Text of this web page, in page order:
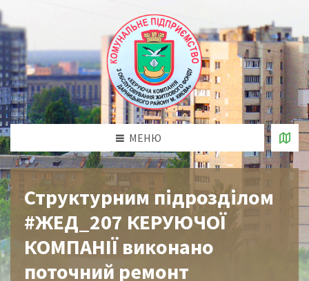
МЕНЮ
Структурним підрозділом
#ЖЕД_207 КЕРУЮЧОЇ
КОМПАНІЇ виконано
поточний ремонт